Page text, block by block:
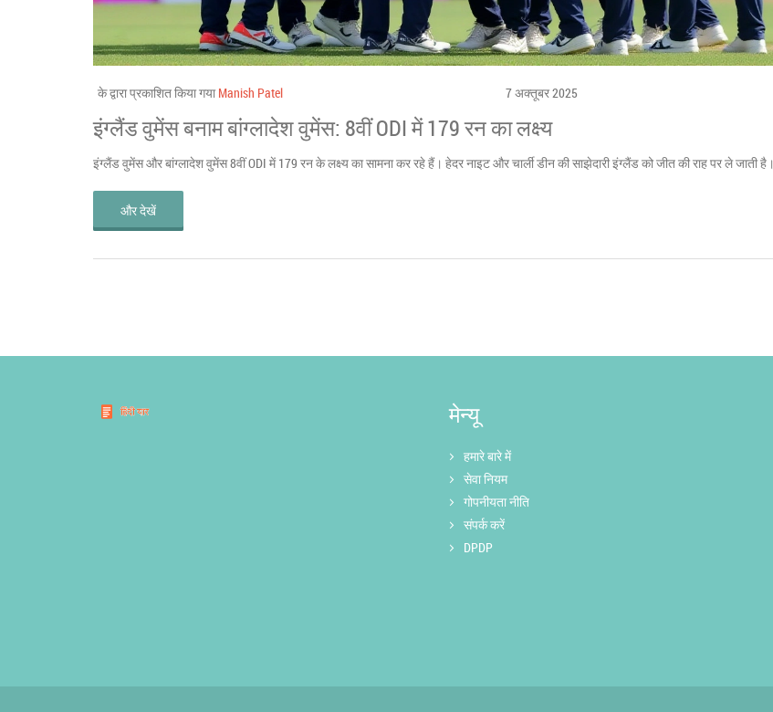
के द्वारा प्रकाशित किया गया Manish Patel 7 अक्तूबर 2025
इंग्लैंड वुमेंस बनाम बांग्लादेश वुमेंस: 8वीं ODI में 179 रन का लक्ष्य
इंग्लैंड वुमेंस और बांग्लादेश वुमेंस 8वीं ODI में 179 रन के लक्ष्य का सामना कर रहे हैं। हेदर नाइट और चार्ली डीन की साझेदारी इंग्लैंड को जीत की राह पर ले जाती है।
और देखें
मेन्यू
हमारे बारे में
सेवा नियम
गोपनीयता नीति
संपर्क करें
DPDP